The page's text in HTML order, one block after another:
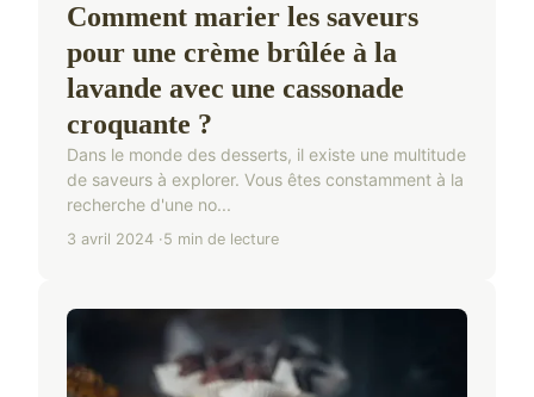
Comment marier les saveurs
pour une crème brûlée à la
lavande avec une cassonade
croquante ?
Dans le monde des desserts, il existe une multitude
de saveurs à explorer. Vous êtes constamment à la
recherche d'une no...
3 avril 2024 5 min de lecture